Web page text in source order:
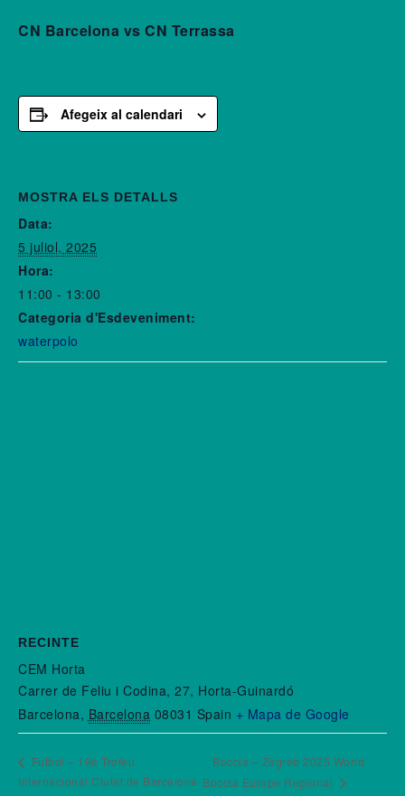
CN Barcelona vs CN Terrassa
Afegeix al calendari
MOSTRA ELS DETALLS
Data:
5 juliol, 2025
Hora:
11:00 - 13:00
Categoria d'Esdeveniment:
waterpolo
RECINTE
CEM Horta
Carrer de Feliu i Codina, 27, Horta-Guinardó
Barcelona, Barcelona 08031 Spain + Mapa de Google
Futbol – 19è Trofeu
Internacional Ciutat de Barcelona
Boccia – Zagreb 2025 World
Boccia Europe Regional